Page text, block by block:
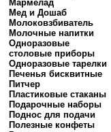
Мармелад
Мед и Дошаб
Молоковзбиватель
Молочные напитки
Одноразовые
столовые приборы
Одноразовые тарелки
Печенья бисквитные
Питчер
Пластиковые стаканы
Подарочные наборы
Поднос для подачи
Полезные конфеты